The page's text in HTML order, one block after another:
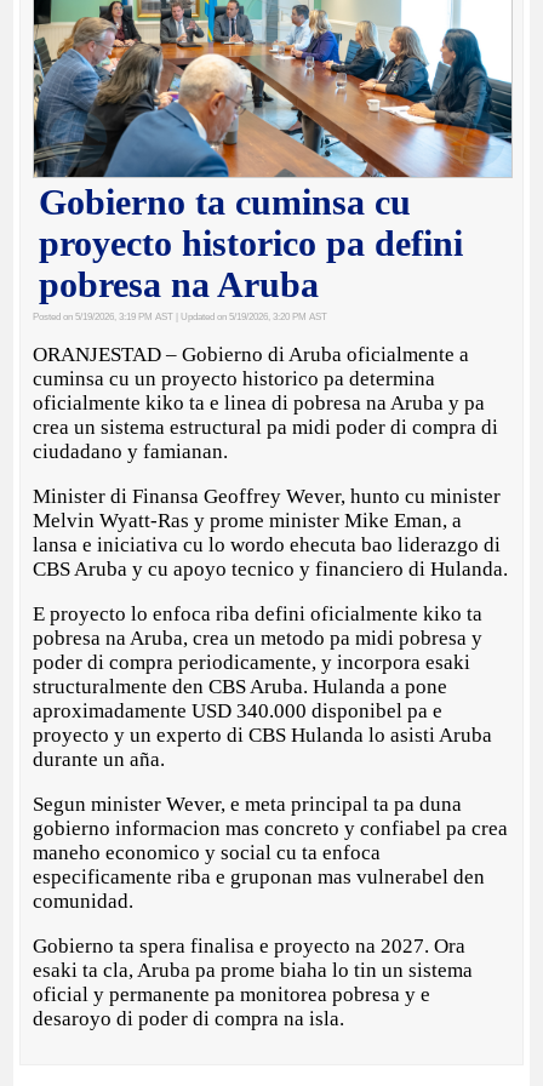
Gobierno ta cuminsa cu
proyecto historico pa defini
pobresa na Aruba
Posted on 5/19/2026, 3:19 PM AST | Updated on 5/19/2026, 3:20 PM AST
ORANJESTAD – Gobierno di Aruba oficialmente a
cuminsa cu un proyecto historico pa determina
oficialmente kiko ta e linea di pobresa na Aruba y pa
crea un sistema estructural pa midi poder di compra di
ciudadano y famianan.
Minister di Finansa Geoffrey Wever, hunto cu minister
Melvin Wyatt-Ras y prome minister Mike Eman, a
lansa e iniciativa cu lo wordo ehecuta bao liderazgo di
CBS Aruba y cu apoyo tecnico y financiero di Hulanda.
E proyecto lo enfoca riba defini oficialmente kiko ta
pobresa na Aruba, crea un metodo pa midi pobresa y
poder di compra periodicamente, y incorpora esaki
structuralmente den CBS Aruba. Hulanda a pone
aproximadamente USD 340.000 disponibel pa e
proyecto y un experto di CBS Hulanda lo asisti Aruba
durante un aña.
Segun minister Wever, e meta principal ta pa duna
gobierno informacion mas concreto y confiabel pa crea
maneho economico y social cu ta enfoca
especificamente riba e gruponan mas vulnerabel den
comunidad.
Gobierno ta spera finalisa e proyecto na 2027. Ora
esaki ta cla, Aruba pa prome biaha lo tin un sistema
oficial y permanente pa monitorea pobresa y e
desaroyo di poder di compra na isla.